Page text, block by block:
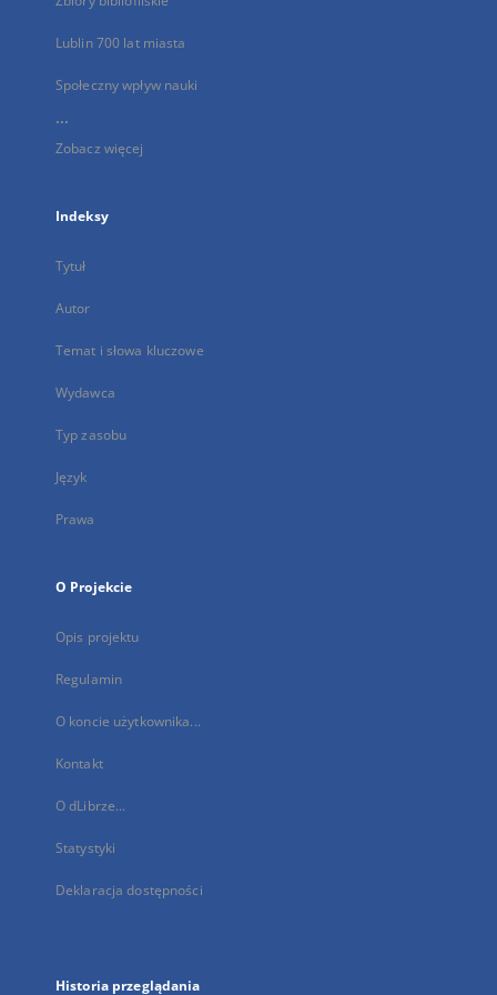
Lublin 700 lat miasta
Społeczny wpływ nauki
...
Zobacz więcej
Indeksy
Tytuł
Autor
Temat i słowa kluczowe
Wydawca
Typ zasobu
Język
Prawa
O Projekcie
Opis projektu
Regulamin
O koncie użytkownika...
Kontakt
O dLibrze...
Statystyki
Deklaracja dostępności
Historia przeglądania